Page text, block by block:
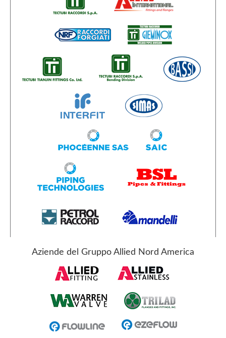
Aziende del Gruppo Allied Nord America